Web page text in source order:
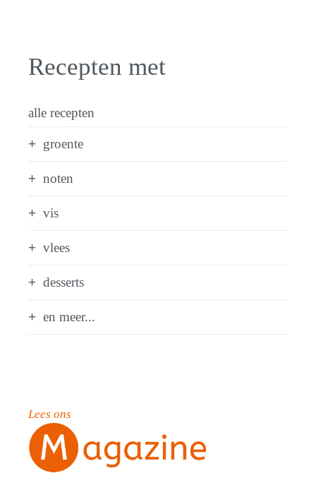
Recepten met
alle recepten
groente
noten
vis
vlees
desserts
en meer...
Lees ons